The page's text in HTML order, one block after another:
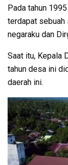
Pada tahun
terdapat sebuah
negaraku dan
Saat itu, Kepala
tahun desa ini
daerah ini.